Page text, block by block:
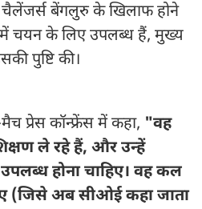
चैलेंजर्स बेंगलुरु के खिलाफ होने
चयन के लिए उपलब्ध हैं, मुख्य
पुष्टि की।
मैच प्रेस कॉन्फ्रेंस में कहा, "वह
ले रहे हैं, और उन्हें
होना चाहिए। वह कल
(जिसे अब सीओई कहा जाता